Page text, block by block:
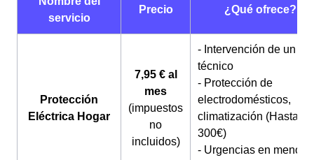
servicio
Precio ¿Qué ofrece?
Protección
Eléctrica Hogar
7,95 € al
mes
(impuestos
no
incluidos)
- Intervención de un
técnico
- Protección de
electrodomésticos,
climatización (Hasta
300€)
- Urgencias en menos